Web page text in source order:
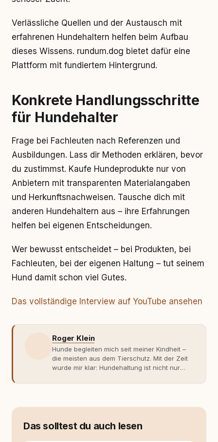
Verlässliche Quellen und der Austausch mit
erfahrenen Hundehaltern helfen beim Aufbau
dieses Wissens. rundum.dog bietet dafür eine
Plattform mit fundiertem Hintergrund.
Konkrete Handlungsschritte
für Hundehalter
Frage bei Fachleuten nach Referenzen und
Ausbildungen. Lass dir Methoden erklären, bevor
du zustimmst. Kaufe Hundeprodukte nur von
Anbietern mit transparenten Materialangaben
und Herkunftsnachweisen. Tausche dich mit
anderen Hundehaltern aus – ihre Erfahrungen
helfen bei eigenen Entscheidungen.
Wer bewusst entscheidet – bei Produkten, bei
Fachleuten, bei der eigenen Haltung – tut seinem
Hund damit schon viel Gutes.
Das vollständige Interview auf YouTube ansehen
Roger Klein
Hunde begleiten mich seit meiner Kindheit –
die meisten aus dem Tierschutz. Mit der Zeit
wurde mir klar: Hundehaltung ist nicht nur
Fachwissen. Der Wendepunkt kam mit meinem
moderner Hundeerziehung
Das solltest du auch lesen